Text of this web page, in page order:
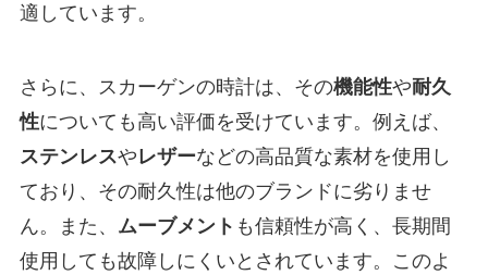
適しています。
さらに、スカーゲンの時計は、その機能性や耐久
性についても高い評価を受けています。例えば、
ステンレスやレザーなどの高品質な素材を使用し
ており、その耐久性は他のブランドに劣りませ
ん。また、 ムーブメント も信頼性が高く、長期間
使用しても故障しにくいとされています。このよ